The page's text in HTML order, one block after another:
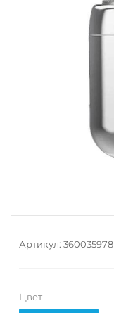
Артикул: 360035978
Цвет